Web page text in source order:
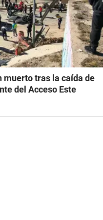
muerto tras la caída de
del Acceso Este